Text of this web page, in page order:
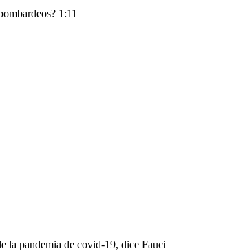
1:11
la pandemia de covid-19, dice Fauci